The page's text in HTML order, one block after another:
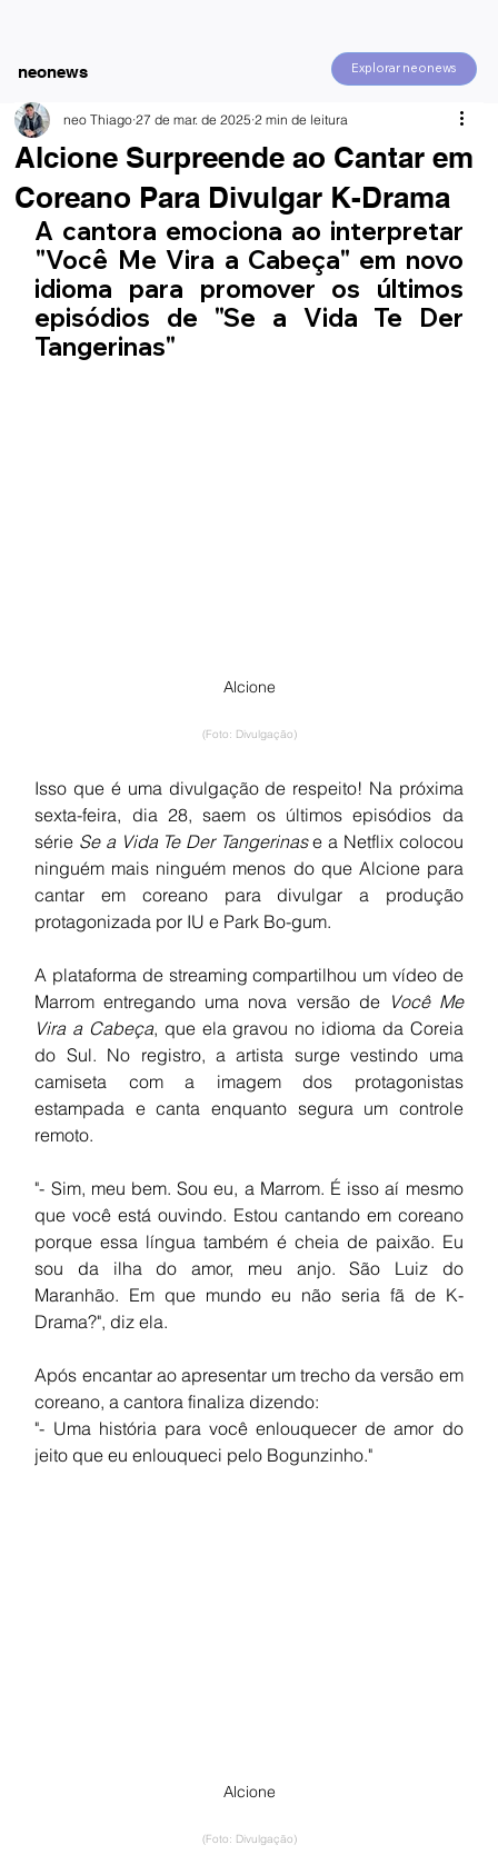
Explorar neonews
neonews
Alcione Surpreende ao Cantar em
Coreano Para Divulgar K-Drama
neo Thiago 27 de mar. de 2025 2 min de leitura
A cantora emociona ao interpretar
"Você Me Vira a Cabeça" em novo
idioma para promover os últimos
episódios de "Se a Vida Te Der
Tangerinas"
Alcione
(Foto: Divulgação)
Isso que é uma divulgação de respeito! Na próxima
sexta-feira, dia 28, saem os últimos episódios da
série Se a Vida Te Der Tangerinas e a Netflix colocou
ninguém mais ninguém menos do que Alcione para
cantar em coreano para divulgar a produção
protagonizada por IU e Park Bo-gum.
A plataforma de streaming compartilhou um vídeo de
Marrom entregando uma nova versão de Você Me
Vira a Cabeça, que ela gravou no idioma da Coreia
do Sul. No registro, a artista surge vestindo uma
camiseta com a imagem dos protagonistas
estampada e canta enquanto segura um controle
remoto.
"- Sim, meu bem. Sou eu, a Marrom. É isso aí mesmo
que você está ouvindo. Estou cantando em coreano
porque essa língua também é cheia de paixão. Eu
sou da ilha do amor, meu anjo. São Luiz do
Maranhão. Em que mundo eu não seria fã de K-
Drama?", diz ela.
Após encantar ao apresentar um trecho da versão em
coreano, a cantora finaliza dizendo:
"- Uma história para você enlouquecer de amor do
jeito que eu enlouqueci pelo Bogunzinho."
Alcione
(Foto: Divulgação)